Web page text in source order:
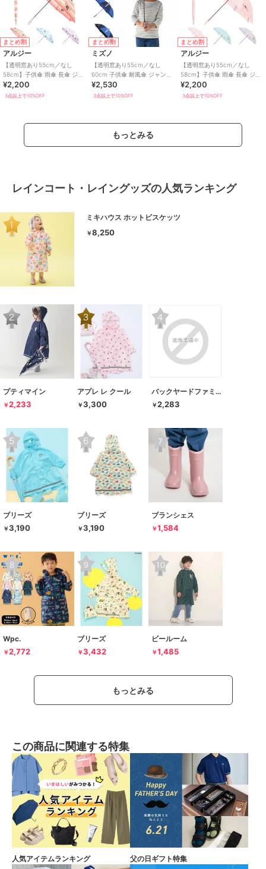
まとめ割
アルジー
【透明窓あり55cm／なし
58cm】子供傘 雨傘 長傘 ジャ
ンプ式 ボーダー ハート チェリ
ー UV
¥2,200
3点以上で10%OFF
まとめ割
ミズノ
【透明窓あり55cm／なし
60cm 子供傘 耐風傘 ジャンプ
傘】雨傘 長傘 バイカラーコン
ビ UV
¥2,530
3点以上で10%OFF
まとめ割
アルジー
【透明窓あり55cm／なし
58cm】子供傘 雨傘 長傘 ジャ
ンプ式 チェック 花 ハート ロ
ゴ UV
¥2,200
3点以上で10%OFF
もっとみる
レインコート・レイングッズの人気ランキング
ミキハウス ホットビスケッツ
￥8,250
プティマイン
￥2,233
アプレ レ クール
￥3,300
バックヤードファミリー
￥2,283
ブリーズ
￥3,190
ブリーズ
￥3,190
ブランシェス
￥1,584
Wpc.
￥2,772
ブリーズ
￥3,432
ビールーム
￥1,485
もっとみる
この商品に関連する特集
人気アイテムランキング 父の日ギフト特集